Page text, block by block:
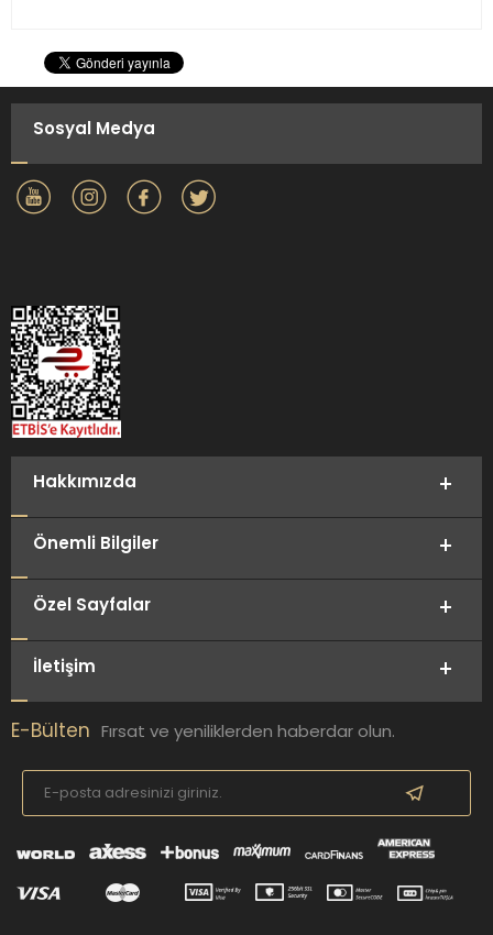
Sosyal Medya
Hakkımızda
Önemli Bilgiler
Özel Sayfalar
İletişim
E-Bülten Fırsat ve yeniliklerden haberdar olun.